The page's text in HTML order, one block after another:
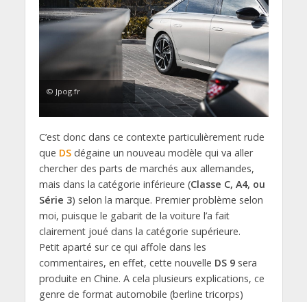
© Jpog.fr
C’est donc dans ce contexte particulièrement rude
que DSdégaine un nouveau modèle qui va aller
chercher des parts de marchés aux allemandes,
mais dans la catégorie inférieure (Classe C, A4, ou
Série 3) selon la marque. Premier problème selon
moi, puisque le gabarit de la voiture l’a fait
clairement joué dans la catégorie supérieure.
Petit aparté sur ce qui affole dans les
commentaires, en effet, cette nouvelle DS 9sera
produite en Chine. A cela plusieurs explications, ce
genre de format automobile (berline tricorps)